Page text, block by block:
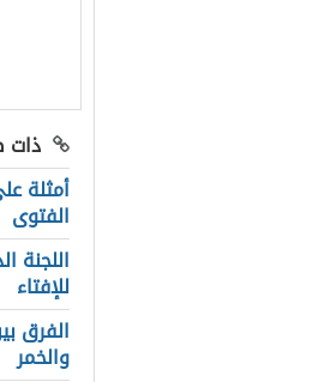
ذات
أمثلة
الفتوى
اللجنة
للإفتاء
الفرق
والخمر